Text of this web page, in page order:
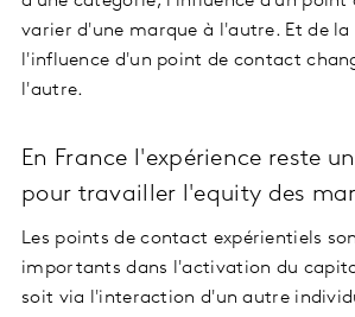
varier d'une marque à l'autre. Et de
l'influence d'un point de contact
l'autre.
En France l'expérience reste
pour travailler l'equity des
Les points de contact expérientiels
importants dans l'activation du
soit via l'interaction d'un autre